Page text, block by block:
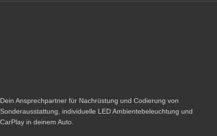
Dein Ansprechpartner für Nachrüstung und Codierung von
Sonderausstattung, individuelle LED Ambientebeleuchtung und
CarPlay in deinem Auto.